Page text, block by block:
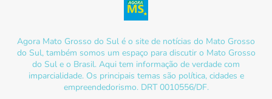
Agora Mato Grosso do Sul é o site de notícias do Mato Grosso
do Sul, também somos um espaço para discutir o Mato Grosso
do Sul e o Brasil. Aqui tem informação de verdade com
imparcialidade. Os principais temas são política, cidades e
empreendedorismo. DRT 0010556/DF.